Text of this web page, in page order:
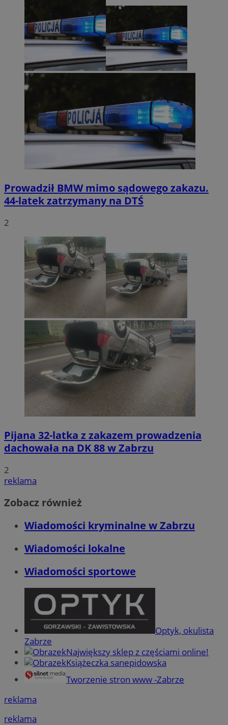
Prowadził BMW mimo sądowego zakazu.
44-latek zatrzymany na DTŚ
2
Pijana 32-latka z zakazem prowadzenia
dachowała na DK 88 w Zabrzu
2
reklama
Zobacz również
Wiadomości kryminalne w Zabrzu
Wiadomości lokalne
Wiadomości sportowe
Optyk, okulista
Zabrze
Największy sklep z częściami online!
Książeczka sanepidowska
Tworzenie stron www -Zabrze
reklama
reklama